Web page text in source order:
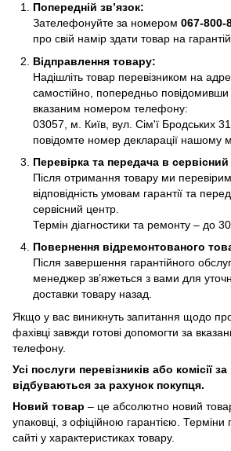
Попередній зв’язок:
Зателефонуйте за номером 067-800-
про свій намір здати товар на
Відправлення товару:
Надішліть товар перевізником на
самостійно, попередньо
вказаним номером телефону:
03057, м. Київ, вул. Сім'ї Бродських
повідомте номер декларації нашому
Перевірка та передача в
Після отримання товару ми
відповідність умовам гарантії та
сервісний центр.
Термін діагностики та ремонту – до
Повернення відремонтованого
Після завершення гарантійного
менеджер зв’яжеться з вами для
доставки товару назад.
Якщо у вас виникнуть запитання щодо
фахівці завжди готові допомогти за
телефону.
Усі послуги перевізників або комісії
відбуваються за рахунок покупця.
Новий товар – це абсолютно новий
упаковці, з офіційною гарантією. Терміни
сайті у характеристиках товару.